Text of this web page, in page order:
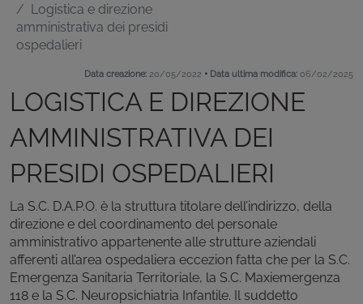
Logistica e direzione
amministrativa dei presidi
ospedalieri
Data creazione: 20/05/2022 • Data ultima modifica: 06/02/2025
LOGISTICA E DIREZIONE
AMMINISTRATIVA DEI
PRESIDI OSPEDALIERI
La S.C. D.A.P.O. è la struttura titolare dell’indirizzo, della
direzione e del coordinamento del personale
amministrativo appartenente alle strutture aziendali
afferenti all’area ospedaliera eccezion fatta che per la S.C.
Emergenza Sanitaria Territoriale, la S.C. Maxiemergenza
118 e la S.C. Neuropsichiatria Infantile. Il suddetto